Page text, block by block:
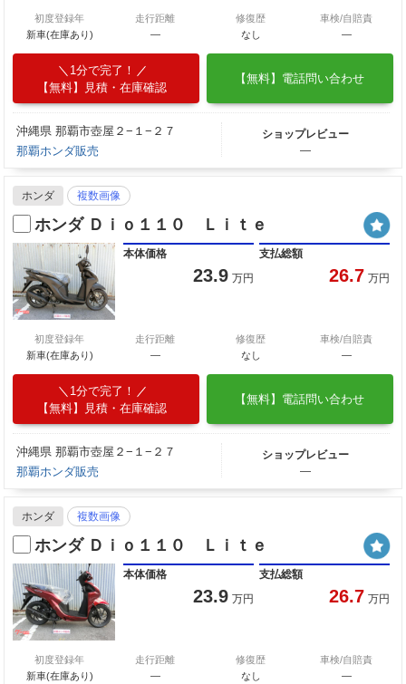
初度登録年
新車(在庫あり)
走行距離
―
修復歴
なし
車検/自賠責
―
1分で完了！
【無料】見積・在庫確認
【無料】電話問い合わせ
沖縄県 那覇市壺屋２−１−２７
那覇ホンダ販売
ショップレビュー
―
ホンダ 複数画像
ホンダ Ｄｉｏ１１０ Ｌｉｔｅ
本体価格
23.9 万円
支払総額
26.7 万円
初度登録年
新車(在庫あり)
走行距離
―
修復歴
なし
車検/自賠責
―
1分で完了！
【無料】見積・在庫確認
【無料】電話問い合わせ
沖縄県 那覇市壺屋２−１−２７
那覇ホンダ販売
ショップレビュー
―
ホンダ 複数画像
ホンダ Ｄｉｏ１１０ Ｌｉｔｅ
本体価格
23.9 万円
支払総額
26.7 万円
初度登録年
新車(在庫あり)
走行距離
―
修復歴
なし
車検/自賠責
―